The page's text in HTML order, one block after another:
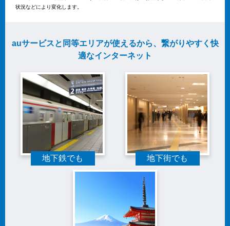
状況などにより変化します。
auサービスと同等エリアが使えるから、繋がりやすく快
適なインターネット
地下鉄でも 地下街でも